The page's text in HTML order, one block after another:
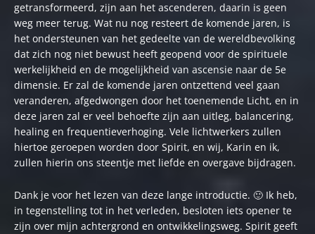
getransformeerd, zijn aan het ascenderen, daarin is geen
weg meer terug. Wat nu nog resteert de komende jaren, is
het ondersteunen van het gedeelte van de wereldbevolking
dat zich nog niet bewust heeft geopend voor de spirituele
werkelijkheid en de mogelijkheid van ascensie naar de 5e
dimensie. Er zal de komende jaren ontzettend veel gaan
veranderen, afgedwongen door het toenemende Licht, en in
deze jaren zal er veel behoefte zijn aan uitleg, balancering,
healing en frequentieverhoging. Vele lichtwerkers zullen
hiertoe geroepen worden door Spirit, en wij, Karin en ik,
zullen hierin ons steentje met liefde en overgave bijdragen.
Dank je voor het lezen van deze lange introductie. 🙂 Ik heb,
in tegenstelling tot in het verleden, besloten iets opener te
zijn over mijn achtergrond en ontwikkelingsweg. Spirit geeft